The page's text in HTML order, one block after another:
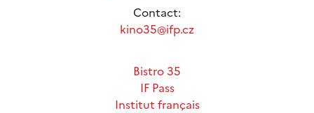
Contact:
kino35@ifp.cz
Bistro 35
IF Pass
Institut français